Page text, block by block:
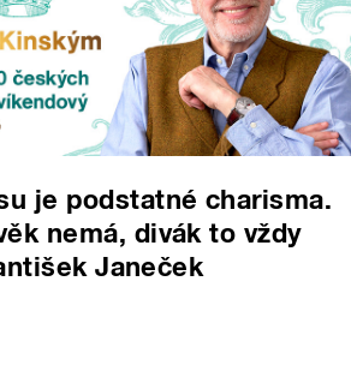
je podstatné charisma.
nemá, divák to vždy
Janeček